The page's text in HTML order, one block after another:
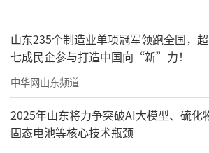
山东235个制造业单项冠军领跑全国，超
七成民企参与打造中国向“新”力！
中华网山东频道
2025年山东将力争突破AI大模型、硫化
固态电池等核心技术瓶颈